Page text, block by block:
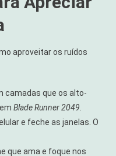
aproveitar os ruídos
camadas que os alto-
Blade Runner 2049
e feche as janelas. O
que ama e foque nos